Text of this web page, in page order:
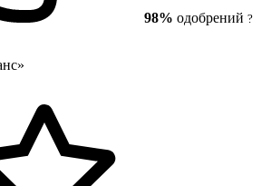
98% одобрений ?